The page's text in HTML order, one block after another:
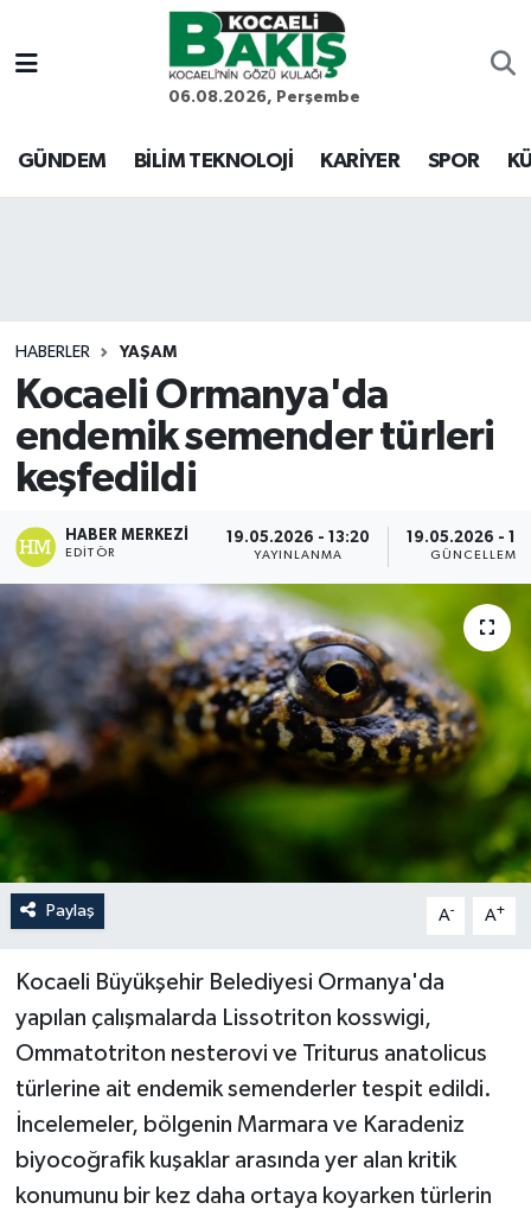
06.08.2026, Perşembe
GÜNDEM BİLİM TEKNOLOJİ KARİYER SPOR
HABERLER YAŞAM
Kocaeli Ormanya'da
endemik semender türleri
keşfedildi
HABER MERKEZI
EDITÖR
19.05.2026 - 13:20
YAYINLANMA
19.05.2026 -
GÜNCELLEME
Paylaş A- A+
Kocaeli Büyükşehir Belediyesi Ormanya'da
yapılan çalışmalarda Lissotriton kosswigi,
Ommatotriton nesterovi ve Triturus anatolicus
türlerine ait endemik semenderler tespit edildi.
İncelemeler, bölgenin Marmara ve Karadeniz
biyocoğrafik kuşaklar arasında yer alan kritik
konumunu bir kez daha ortaya koyarken türlerin
Kocaeli Nöbetçi Eczaneler
Kocaeli Hava Durumu
Son Dakika Haberleri
Haber Arşivi